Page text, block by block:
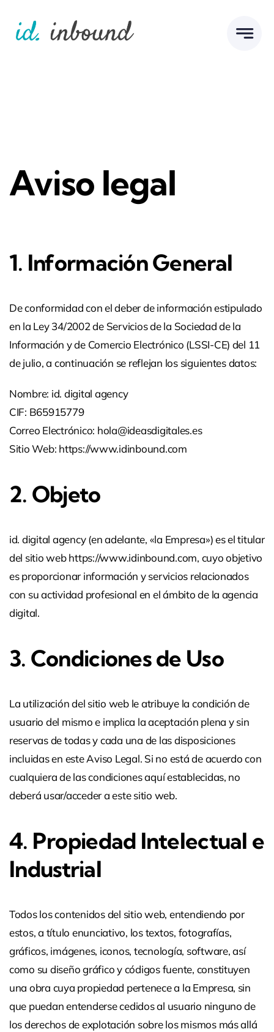
content
Aviso legal
1. Información General
De conformidad con el deber de información estipulado
en la Ley 34/2002 de Servicios de la Sociedad de la
Información y de Comercio Electrónico (LSSI-CE) del 11
de julio, a continuación se reflejan los siguientes datos:
Nombre: id. digital agency
CIF: B65915779
Correo Electrónico: hola@ideasdigitales.es
Sitio Web: https://www.idinbound.com
2. Objeto
id. digital agency (en adelante, «la Empresa») es el titular
del sitio web https://www.idinbound.com, cuyo objetivo
es proporcionar información y servicios relacionados
con su actividad profesional en el ámbito de la agencia
digital.
3. Condiciones de Uso
La utilización del sitio web le atribuye la condición de
usuario del mismo e implica la aceptación plena y sin
reservas de todas y cada una de las disposiciones
incluidas en este Aviso Legal. Si no está de acuerdo con
cualquiera de las condiciones aquí establecidas, no
deberá usar/acceder a este sitio web.
4. Propiedad Intelectual e
Industrial
Todos los contenidos del sitio web, entendiendo por
estos, a título enunciativo, los textos, fotografías,
gráficos, imágenes, iconos, tecnología, software, así
como su diseño gráfico y códigos fuente, constituyen
una obra cuya propiedad pertenece a la Empresa, sin
que puedan entenderse cedidos al usuario ninguno de
los derechos de explotación sobre los mismos más allá